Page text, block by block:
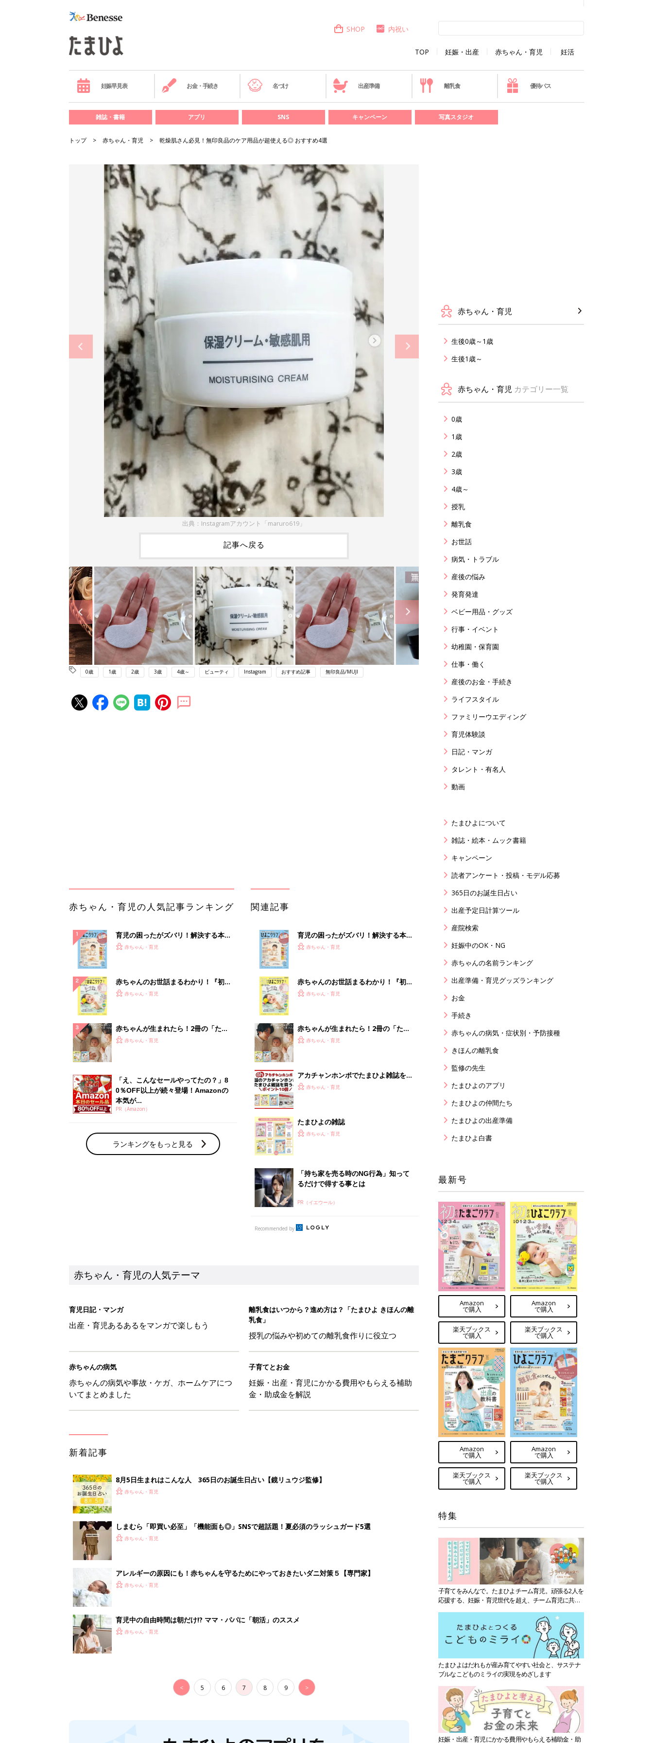
TOP 妊娠・出産 赤ちゃん・育児 妊活
SHOP 内祝い
妊娠早見表 お金・手続き 名づけ 出産準備 離乳食 優待パス
雑誌・書籍 アプリ SNS キャンペーン 写真スタジオ
トップ 赤ちゃん・育児 乾燥肌さん必見！無印良品のケア用品が超使える◎ おすすめ4選
出典：Instagramアカウント「maruro619」
記事へ戻る
0歳 1歳 2歳 3歳 4歳～ ビューティ Instagram おすすめ記事 無印良品/MUJI
0％OFF以上が続々登場！Amazonの
本気が...
PR（Amazon）
ランキングをもっと見る
るだけで得する事とは
PR（イエウール）
赤ちゃん・育児の人気テーマ
育児日記・マンガ
離乳食はいつから？進め方は？「たまひよ きほんの離
授乳の悩みや初めての離乳食作りに役立つ
子育てとお金
妊娠・出産・育児にかかる費用やもらえる補助
金・助成金を解説
8月5日生まれはこんな人 365日のお誕生日占い【鏡リュウジ監修】
赤ちゃん・育児
しまむら「即買い必至」「機能面も◎」SNSで超話題！夏必須のラッシュガード5選
赤ちゃん・育児
アレルギーの原因にも！赤ちゃんを守るためにやっておきたいダニ対策５【専門家】
< 5 6 7 8 9 >
赤ちゃん・育児
生後0歳～1歳
生後1歳～
赤ちゃん・育児 カテゴリー一覧
0歳
1歳
2歳
3歳
4歳～
授乳
離乳食
お世話
病気・トラブル
産後の悩み
発育発達
ベビー用品・グッズ
行事・イベント
幼稚園・保育園
仕事・働く
産後のお金・手続き
ライフスタイル
ファミリーウエディング
育児体験談
日記・マンガ
タレント・有名人
動画
たまひよについて
雑誌・絵本・ムック書籍
キャンペーン
読者アンケート・投稿・モデル応募
365日のお誕生日占い
出産予定日計算ツール
産院検索
妊娠中のOK・NG
赤ちゃんの名前ランキング
出産準備・育児グッズランキング
お金
手続き
赤ちゃんの病気・症状別・予防接種
きほんの離乳食
監修の先生
たまひよのアプリ
たまひよの仲間たち
たまひよの出産準備
たまひよ白書
最新号
Amazon
で購入
楽天ブックス
で購入
Amazon
で購入
楽天ブックス
で購入
Amazon
で購入
楽天ブックス
で購入
Amazon
で購入
楽天ブックス
で購入
特集
子育てをみんなで。たまひよチーム育児。頑張る2人を
応援する、妊娠・育児世代を超え、チーム育児に共感
たまひよはだれもが産み育てやすい社会と、サステナ
ブルなこどものミライの実現をめざします
妊娠・出産・育児にかかる費用やもらえる補助金・助